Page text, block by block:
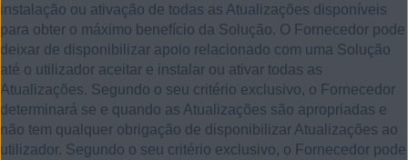
instalação ou ativação de todas as Atualizações disponíveis
para obter o máximo benefício da Solução. O Fornecedor pode
deixar de disponibilizar apoio relacionado com uma Solução
até o utilizador aceitar e instalar ou ativar todas as
Atualizações. Segundo o seu critério exclusivo, o Fornecedor
determinará se e quando as Atualizações são apropriadas e
não tem qualquer obrigação de disponibilizar Atualizações ao
utilizador. Segundo o seu critério exclusivo, o Fornecedor pode